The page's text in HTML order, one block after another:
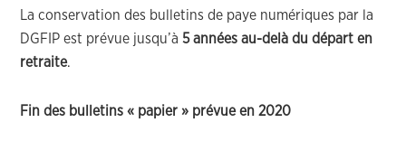
La conservation des bulletins de paye numériques par la
DGFIP est prévue jusqu’à5 années au-delà du départ en
retraite.
Fin des bulletins « papier » prévue en 2020